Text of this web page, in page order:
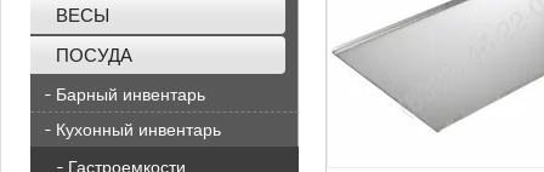
ВЕСЫ
ПОСУДА
Барный инвентарь
Кухонный инвентарь
Гастроемкости